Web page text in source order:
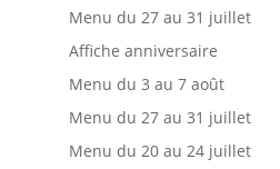
Menu du 27 au 31 juillet
Affiche anniversaire
Menu du 3 au 7 août
Menu du 27 au 31 juillet
Menu du 20 au 24 juillet